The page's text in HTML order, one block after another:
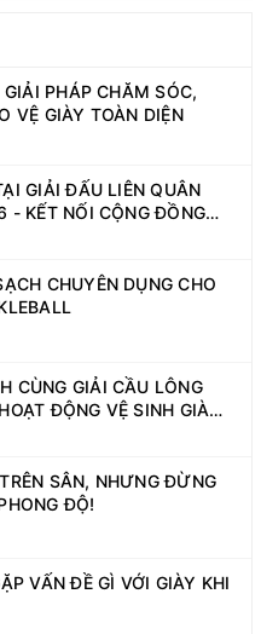
PHÁP CHĂM SÓC,
VỆ GIÀY TOÀN DIỆN
GIẢI ĐẤU LIÊN QUÂN
- KẾT NỐI CỘNG ĐỒNG
CHUYÊN DỤNG CHO
CÙNG GIẢI CẦU LÔNG
ĐỘNG VỆ SINH GIÀY
SÂN, NHƯNG ĐỪNG
ĐỘ!
VẤN ĐỀ GÌ VỚI GIÀY KHI